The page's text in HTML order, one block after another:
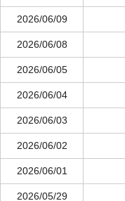
2026/06/09
2026/06/08
2026/06/05
2026/06/04
2026/06/03
2026/06/02
2026/06/01
2026/05/29